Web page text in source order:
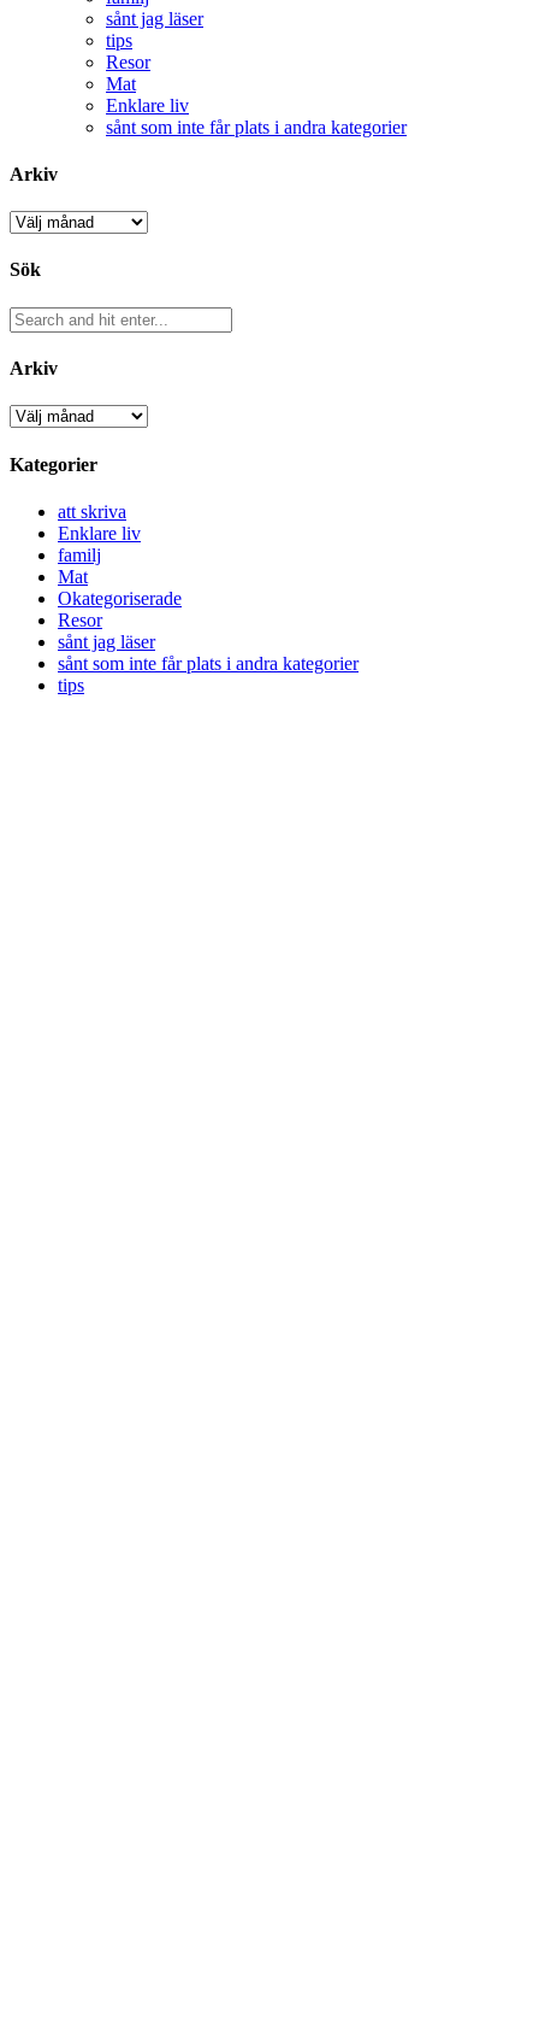
sånt jag läser
tips
Resor
Mat
Enklare liv
sånt som inte får plats i andra kategorier
Arkiv
Arkiv
Sök
Arkiv
Arkiv
Kategorier
att skriva
Enklare liv
familj
Mat
Okategoriserade
Resor
sånt jag läser
sånt som inte får plats i andra kategorier
tips